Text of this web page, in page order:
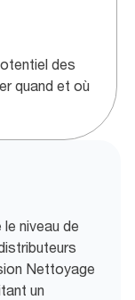
des
quand et où
niveau de
Nettoyage
un